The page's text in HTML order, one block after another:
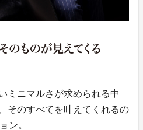
ミニマルさが求められる中
そのすべてを叶えてくれるの
ン。